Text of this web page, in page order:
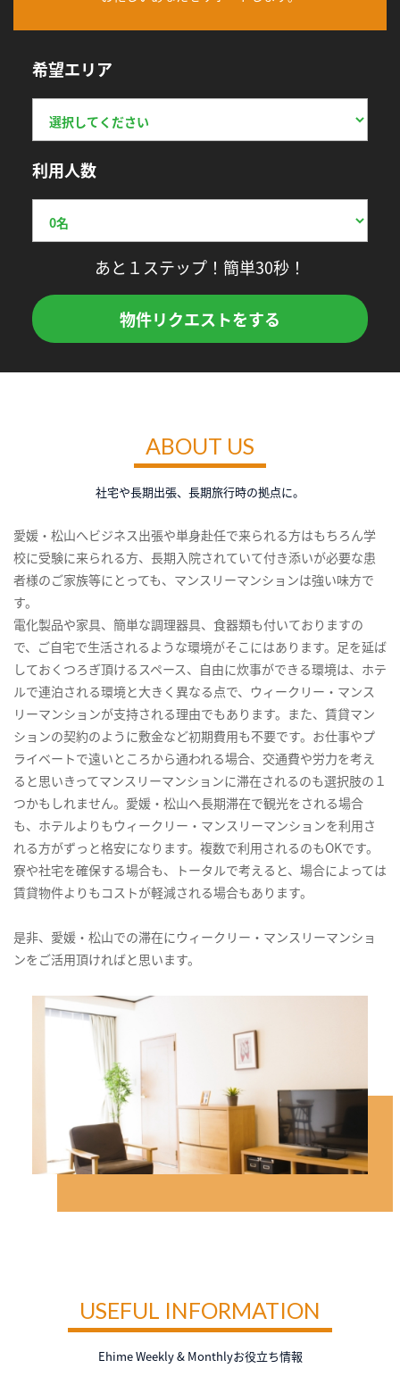
希望エリア
利用人数
あと１ステップ！簡単30秒！
物件リクエストをする
ABOUT US
社宅や長期出張、長期旅行時の拠点に。
愛媛・松山へビジネス出張や単身赴任で来られる方はもちろん学
校に受験に来られる方、長期入院されていて付き添いが必要な患
者様のご家族等にとっても、マンスリーマンションは強い味方で
す。
電化製品や家具、簡単な調理器具、食器類も付いておりますの
で、ご自宅で生活されるような環境がそこにはあります。足を延ば
しておくつろぎ頂けるスペース、自由に炊事ができる環境は、ホテ
ルで連泊される環境と大きく異なる点で、ウィークリー・マンス
リーマンションが支持される理由でもあります。また、賃貸マン
ションの契約のように敷金など初期費用も不要です。お仕事やプ
ライベートで遠いところから通われる場合、交通費や労力を考え
ると思いきってマンスリーマンションに滞在されるのも選択肢の１
つかもしれません。愛媛・松山へ長期滞在で観光をされる場合
も、ホテルよりもウィークリー・マンスリーマンションを利用さ
れる方がずっと格安になります。複数で利用されるのもOKです。
寮や社宅を確保する場合も、トータルで考えると、場合によっては
賃貸物件よりもコストが軽減される場合もあります。
是非、愛媛・松山での滞在にウィークリー・マンスリーマンショ
ンをご活用頂ければと思います。
USEFUL INFORMATION
Ehime Weekly & Monthlyお役立ち情報